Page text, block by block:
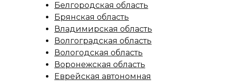
Белгородская область
Брянская область
Владимирская область
Волгоградская область
Вологодская область
Воронежская область
Еврейская автономная